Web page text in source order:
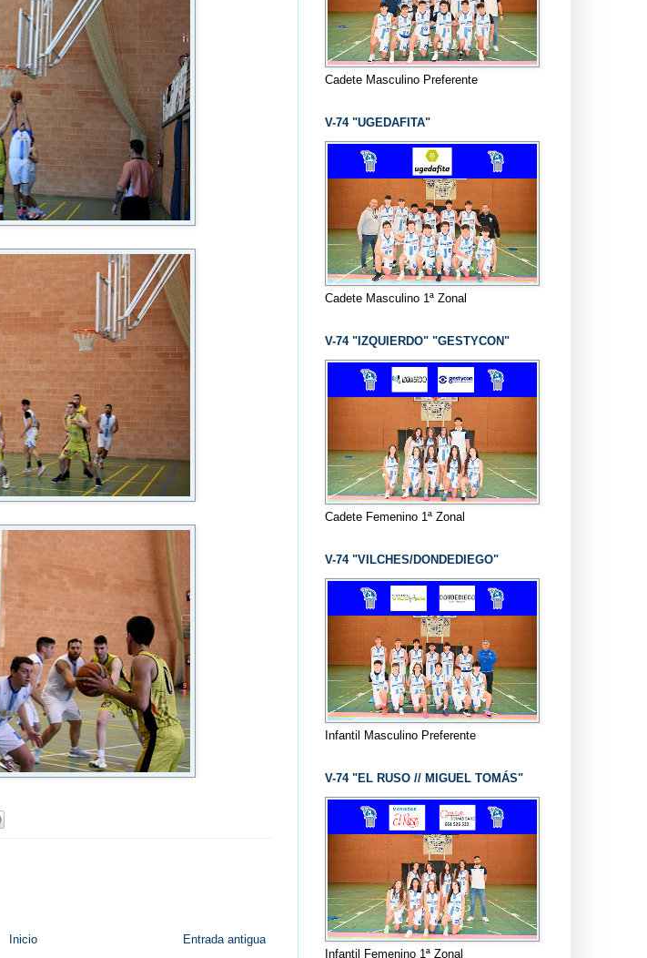
Entrada antigua
Inicio
Cadete Masculino Preferente
V-74 "UGEDAFITA"
Cadete Masculino 1ª Zonal
V-74 "IZQUIERDO" "GESTYCON"
Cadete Femenino 1ª Zonal
V-74 "VILCHES/DONDEDIEGO"
Infantil Masculino Preferente
V-74 "EL RUSO // MIGUEL TOMÁS"
Infantil Femenino 1ª Zonal